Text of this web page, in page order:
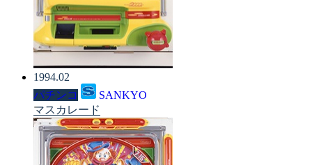
1994.02
パチンコ
SANKYO
マスカレード